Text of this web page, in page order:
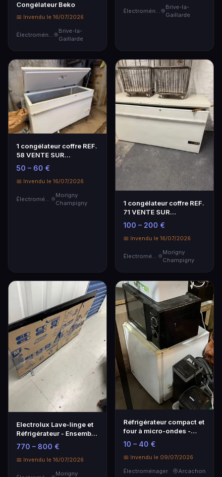
Congélateur Beko
📅 Invendu le 16/07/2026
Électroménager
Brive-la-
Gaillarde
Électroménager
Brive-la-
Gaillarde
1 congélateur coffre REF.
58 VENTE SUR
DESIGNATION SE
TROUVA…
50 – 60 €
📅 Invendu le 16/07/2026
Morigny
Champigny
1 congélateur coffre REF.
71 VENTE SUR
DESIGNATION SE
TROUVA…
100 – 200 €
📅 Invendu le 16/07/2026
Électroménager
Morigny
Champigny
Electrolux Lave-linge et
Réfrigérateur - Ensemble
Électroménager Complet
770 – 800 €
📅 Invendu le 16/07/2026
Morigny
Réfrigérateur compact et
four à micro-ondes -
Électroménager pratique
10 – 40 €
📅 Invendu le 09/07/2026
Électroménager
Arcachon